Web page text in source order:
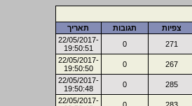
צפיות תגובות
תאריך
271
0
22/05/2017-
19:50:51
267
0
22/05/2017-
19:50:50
285
0
22/05/2017-
19:50:48
22/05/2017-